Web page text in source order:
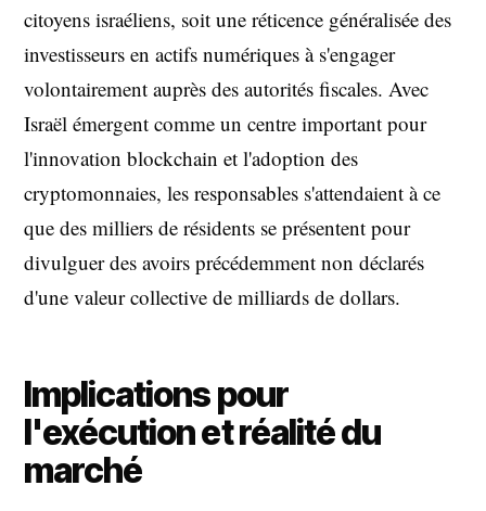
citoyens israéliens, soit une réticence généralisée des
investisseurs en actifs numériques à s'engager
volontairement auprès des autorités fiscales. Avec
Israël émergent comme un centre important pour
l'innovation blockchain et l'adoption des
cryptomonnaies, les responsables s'attendaient à ce
que des milliers de résidents se présentent pour
divulguer des avoirs précédemment non déclarés
d'une valeur collective de milliards de dollars.
Implications pour
l'exécution et réalité du
marché